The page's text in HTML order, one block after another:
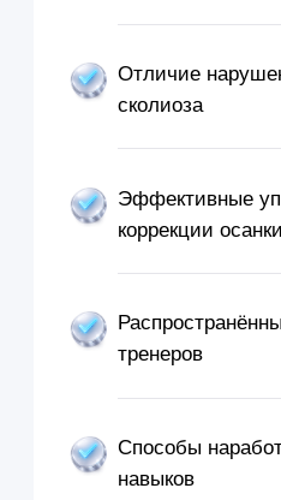
Дмитрий
Горковский
Врач спортивной медицины
Эвотрен